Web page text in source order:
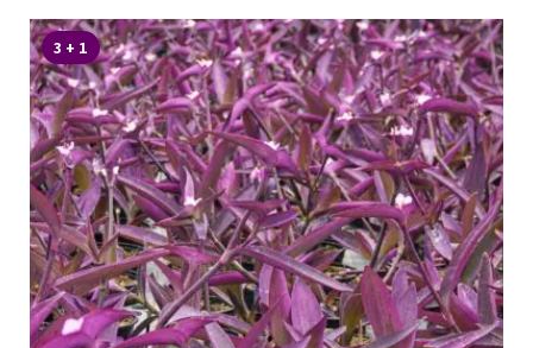
1 + 3